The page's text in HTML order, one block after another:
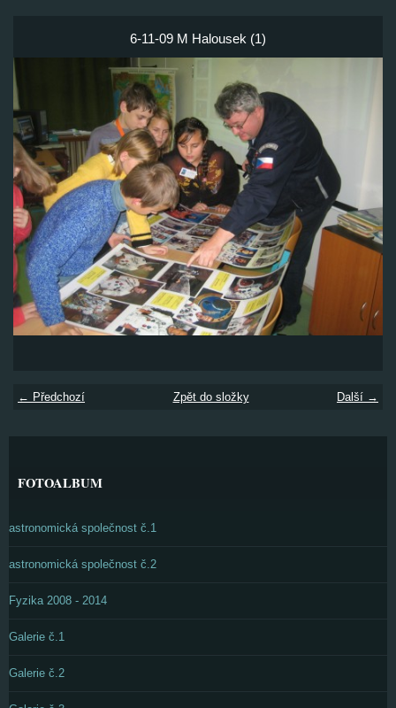
6-11-09 M Halousek (1)
← Předchozí Další →
Zpět do složky
FOTOALBUM
astronomická společnost č.1
astronomická společnost č.2
Fyzika 2008 - 2014
Galerie č.1
Galerie č.2